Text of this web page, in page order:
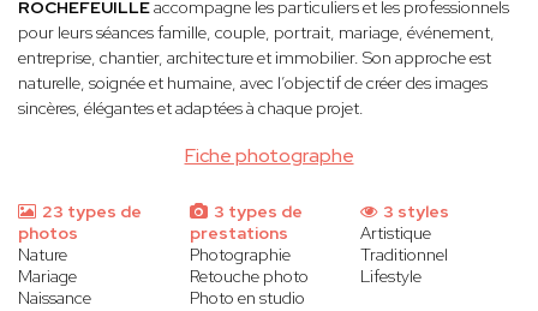
Fiche photographe
ROCHEFEUILLEaccompagne les particuliers et les professionnels
pour leurs séances famille, couple, portrait, mariage, événement,
entreprise, chantier, architecture et immobilier. Son approche est
naturelle, soignée et humaine, avec l’objectif de créer des images
sincères, élégantes et adaptées à chaque projet.
23 types de
photos
Nature
Mariage
Naissance
3 types de
prestations
Photographie
Retouche photo
Photo en studio
3 styles
Artistique
Traditionnel
Lifestyle